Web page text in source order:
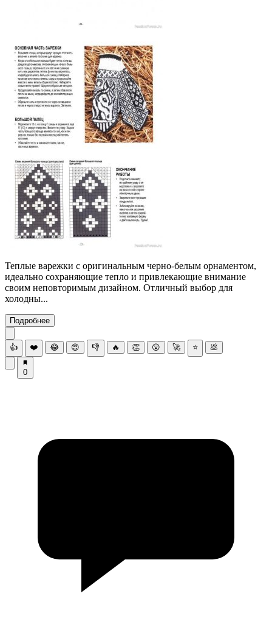
Теплые варежки с оригинальным черно-белым орнаментом,
идеально сохраняющие тепло и привлекающие внимание
своим неповторимым дизайном. Отличный выбор для
холодны...
Подробнее
👍 ❤️ 😂 😍 👎 🔥 👏 😮 🚀 ⭐ 💩
0